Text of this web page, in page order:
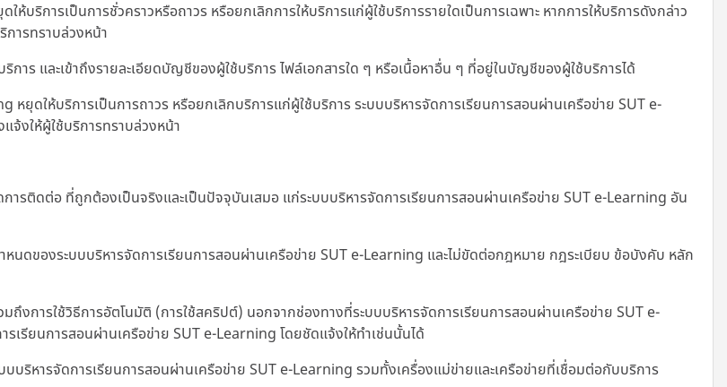
ริการเป็นการชั่วคราวหรือถาวร หรือยกเลิกการให้บริการแก่ผู้ใช้บริการรายใดเป็นการเฉพาะ หากการให้บริการดังกล่าว
ารทราบล่วงหน้า
าร และเข้าถึงรายละเอียดบัญชีของผู้ใช้บริการ ไฟล์เอกสารใด ๆ หรือเนื้อหาอื่น ๆ ที่อยู่ในบัญชีของผู้ใช้บริการได้
ดให้บริการเป็นการถาวร หรือยกเลิกบริการแก่ผู้ใช้บริการ ระบบบริหารจัดการเรียนการสอนผ่านเครือข่าย SUT e-
งให้ผู้ใช้บริการทราบล่วงหน้า
ารติดต่อ ที่ถูกต้องเป็นจริงและเป็นปัจจุบันเสมอ แก่ระบบบริหารจัดการเรียนการสอนผ่านเครือข่าย SUT e-Learning อัน
นดของระบบบริหารจัดการเรียนการสอนผ่านเครือข่าย SUT e-Learning และไม่ขัดต่อกฎหมาย กฎระเบียบ ข้อบังคับ หลัก
มถึงการใช้วิธีการอัตโนมัติ (การใช้สคริปต์) นอกจากช่องทางที่ระบบบริหารจัดการเรียนการสอนผ่านเครือข่าย SUT e-
เรียนการสอนผ่านเครือข่าย SUT e-Learning โดยชัดแจ้งให้ทำเช่นนั้นได้
บริหารจัดการเรียนการสอนผ่านเครือข่าย SUT e-Learning รวมทั้งเครื่องแม่ข่ายและเครือข่ายที่เชื่อมต่อกับบริการ